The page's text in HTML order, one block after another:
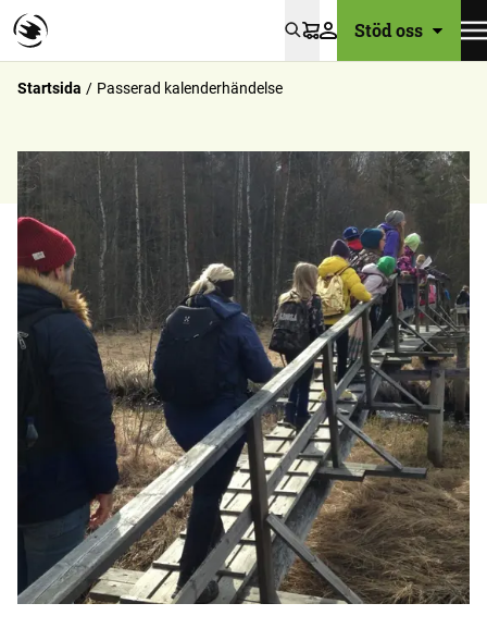
VarukorgStöd oss
Startsida Passerad kalenderhändelse